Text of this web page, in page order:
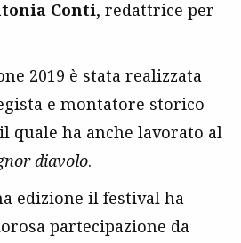
Conti, redattrice per
2019 è stata realizzata
e montatore storico
quale ha anche lavorato al
diavolo.
edizione il festival ha
partecipazione da